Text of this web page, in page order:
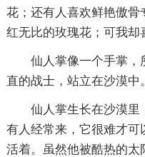
花；还有人喜欢鲜艳傲骨
红无比的玫瑰花；可我却
仙人掌像一个手掌，
直的战士，站立在沙漠中。
仙人掌生长在沙漠里
有人经常来，它很难才
活着。虽然他被酷热的